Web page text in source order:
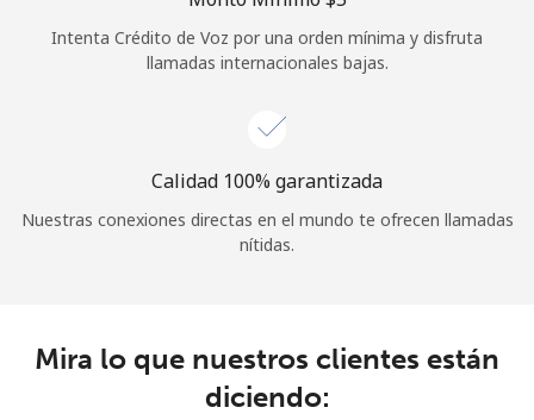
Continuar con
Intenta Crédito de Voz por una orden mínima y disfruta
llamadas internacionales bajas.
Calidad 100% garantizada
Nuestras conexiones directas en el mundo te ofrecen llamadas
nítidas.
Mira lo que nuestros clientes están
diciendo: